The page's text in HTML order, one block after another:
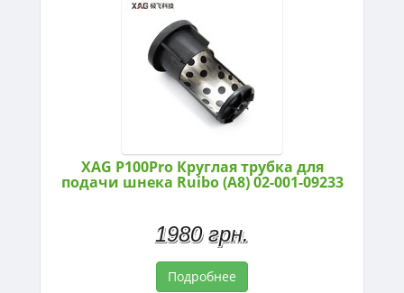
XAG P100Pro Круглая трубка для
подачи шнека Ruibo (A8) 02-001-09233
1980 грн.
Подробнее